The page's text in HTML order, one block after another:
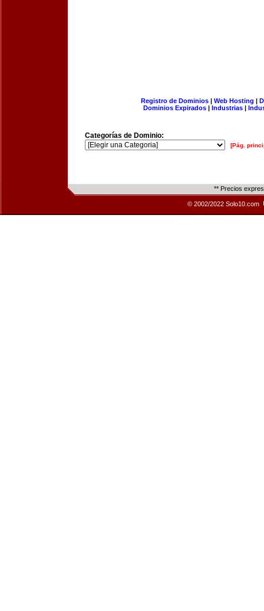
Registro de Dominios| Web Hosting |
Dominios Expirados | Industrias |
Categorías de Dominio:
[Pág.
** Precios
© 2002/2022 Solo10.com